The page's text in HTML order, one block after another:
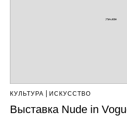
КУЛЬТУРА ИСКУССТВО
Выставка Nude in